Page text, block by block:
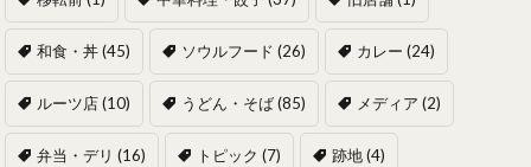
和食・丼(45) ソウルフード (26) カレー (24)
ルーツ店(10) うどん・そば(85) メディア (2)
弁当・デリ (16) トピック (7) 跡地(4)